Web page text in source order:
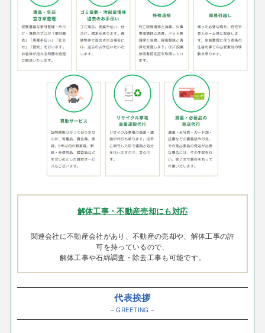
解体工事・不動産売却にも対応
関連会社に不動産会社があり、不動産の売却や、解体工事の許
可を持っているので、
解体工事や石綿調査・除去工事も可能です。
代表挨拶
– GREETING –